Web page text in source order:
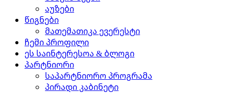
აუზები
წიგნები
მათემათიკა ევერესტი
ჩემი პროფილი
ეს საინტერესოა & ბლოგი
პარტნიორი
საპარტნიორო პროგრამა
პირადი კაბინეტი